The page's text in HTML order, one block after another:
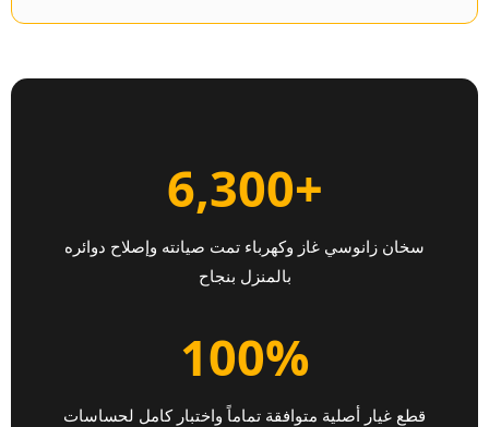
+6,300
سخان زانوسي غاز وكهرباء تمت صيانته وإصلاح دوائره
بالمنزل بنجاح
100%
قطع غيار أصلية متوافقة تماماً واختبار كامل لحساسات